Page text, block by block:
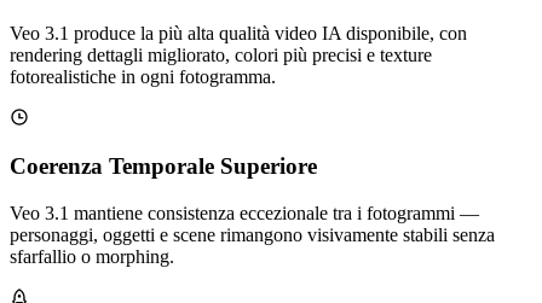
Veo 3.1 produce la più alta qualità video IA disponibile, con
rendering dettagli migliorato, colori più precisi e texture
fotorealistiche in ogni fotogramma.
Coerenza Temporale Superiore
Veo 3.1 mantiene consistenza eccezionale tra i fotogrammi —
personaggi, oggetti e scene rimangono visivamente stabili senza
sfarfallio o morphing.